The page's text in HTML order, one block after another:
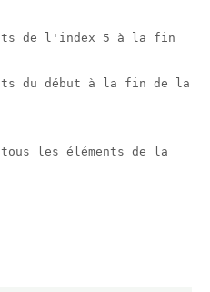
de l'index 5 à la fin
du début à la fin de la
les éléments de la